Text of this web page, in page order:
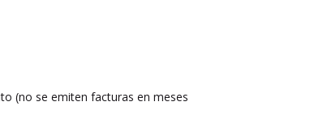
(no se emiten facturas en meses